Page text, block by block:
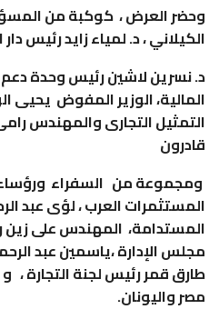
وحضر العرض ، كوكبة من
الكيلاني ، د. لمياء زايد رئيس دار
د. نسرين لاشين رئيس وحدة دعم
المالية، الوزير المفوض يحيى
التمثيل التجارى والمهندس
قادرون
ومجموعة من السفراء ورؤساء
المستثمرات العرب ، لؤى عبد
المستدامة، المهندس على
مجلس الإدارة ،ياسمين عبد
طارق قمر رئيس لجنة التجارة ،
مصر واليونان.